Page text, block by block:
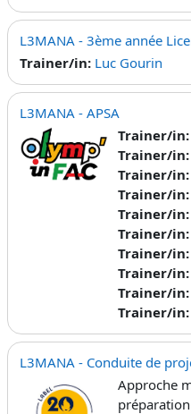
L3MANA - 3ème année
Trainer/in: Luc Gourin
L3MANA - APSA
Trainer/in:
Trainer/in:
Trainer/in:
Trainer/in:
Trainer/in:
Trainer/in:
Trainer/in:
Trainer/in:
Trainer/in:
Trainer/in:
L3MANA - Conduite de
Approche